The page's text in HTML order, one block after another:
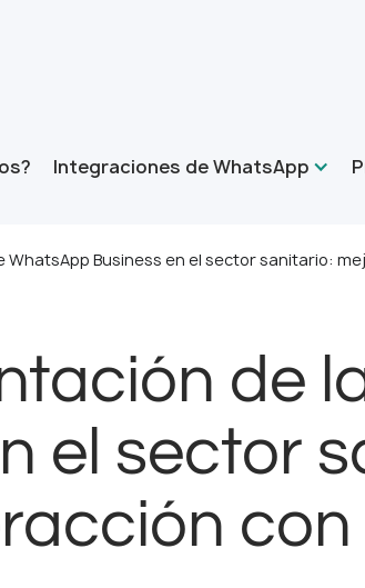
Integraciones de WhatsApp
WhatsApp Business en el sector sanitario:
de
el sector